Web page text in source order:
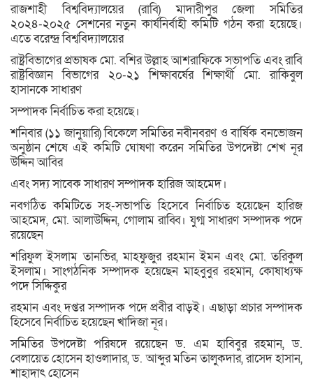
রাজশাহী বিশ্ববিদ্যালয়ের (রাবি) মাদারীপুর জেলা সমিতির
২০২৪-২০২৫ সেশনের নতুন কার্যনির্বাহী কমিটি গঠন করা হয়েছে।
এতে বরেন্দ্র বিশ্ববিদ্যালয়ের
রাষ্ট্রবিভাগের প্রভাষক মো. বশির উল্লাহ আশরাফিকে সভাপতি এবং রাবি
রাষ্ট্রবিজ্ঞান বিভাগের ২০-২১ শিক্ষাবর্ষের শিক্ষার্থী মো. রাকিবুল
হাসানকে সাধারণ
সম্পাদক নির্বাচিত করা হয়েছে।
শনিবার (১১ জানুয়ারি) বিকেলে সমিতির নবীনবরণ ও বার্ষিক বনভোজন
অনুষ্ঠান শেষে এই কমিটি ঘোষণা করেন সমিতির উপদেষ্টা শেখ নূর
উদ্দিন আবির
এবং সদ্য সাবেক সাধারণ সম্পাদক হারিজ আহমেদ।
নবগঠিত কমিটিতে সহ-সভাপতি হিসেবে নির্বাচিত হয়েছেন হারিজ
আহমেদ, মো. আলাউদ্দিন, গোলাম রাব্বি। যুগ্ম সাধারণ সম্পাদক পদে
রয়েছেন
শরিফুল ইসলাম তানভির, মাহফুজুর রহমান ইমন এবং মো. তরিকুল
ইসলাম। সাংগঠনিক সম্পাদক হয়েছেন মাহবুবুর রহমান, কোষাধ্যক্ষ
পদে সিদ্দিকুর
রহমান এবং দপ্তর সম্পাদক পদে প্রবীর বাড়ই। এছাড়া প্রচার সম্পাদক
হিসেবে নির্বাচিত হয়েছেন খাদিজা নূর।
সমিতির উপদেষ্টা পরিষদে রয়েছেন ড. এম হাবিবুর রহমান, ড.
বেলায়েত হোসেন হাওলাদার, ড. আব্দুর মতিন তালুকদার, রাসেদ হাসান,
শাহাদাৎ হোসেন